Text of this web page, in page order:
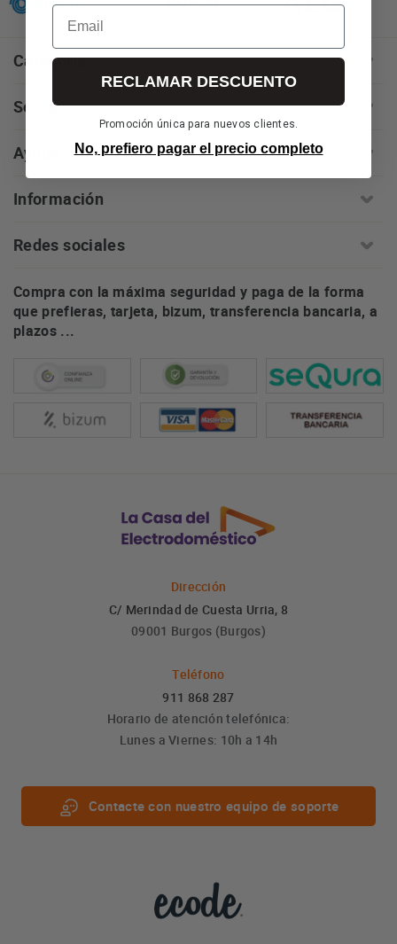
Categorías
Sobre nosotros
Ayuda
Información
Redes sociales
Compra con la máxima seguridad y paga de la forma
que prefieras, tarjeta, bizum, transferencia bancaria, a
plazos ...
Dirección
C/ Merindad de Cuesta Urria, 8
09001 Burgos (Burgos)
Teléfono
911 868 287
Horario de atención telefónica:
Lunes a Viernes: 10h a 14h
Contacte con nuestro equipo de soporte
Email
RECLAMAR DESCUENTO
Promoción única para nuevos clientes.
No, prefiero pagar el precio completo